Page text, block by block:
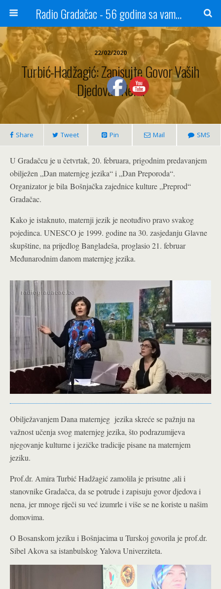
Radio Gradačac - 56 godina sa vama...
22/02/2020
Turbić-Hadžagić: Zapisujte Govor Vaših
Djedova I Nena
Share Tweet Pin Mail SMS
U Gradačcu je u četvrtak, 20. februara, prigodnim predavanjem
obilježen „Dan maternjeg jezika“ i „Dan Preporoda“.
Organizator je bila Bošnjačka zajednice kulture „Preprod“
Gradačac.
Kako je istaknuto, maternji jezik je neotuđivo pravo svakog
pojedinca. UNESCO je 1999. godine na 30. zasjedanju Glavne
skupštine, na prijedlog Bangladeša, proglasio 21. februar
Međunarodnim danom maternjeg jezika.
Obilježavanjem Dana maternjeg jezika skreće se pažnju na
važnost učenja svog maternjeg jezika, što podrazumijeva
njegovanje kulturne i jezičke tradicije pisane na maternjem
jeziku.
Prof.dr. Amira Turbić Hadžagić zamolila je prisutne ,ali i
stanovnike Gradačca, da se potrude i zapisuju govor djedova i
nena, jer mnoge riječi su već izumrle i više se ne koriste u našim
domovima.
O Bosanskom jeziku i Bošnjacima u Turskoj govorila je prof.dr.
Sibel Akova sa istanbulskog Yalova Univerziteta.